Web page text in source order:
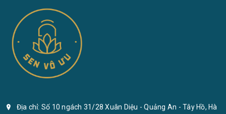
Địa chỉ: Số 10 ngách 31/28 Xuân Diệu - Quảng An - Tây Hồ, Hà